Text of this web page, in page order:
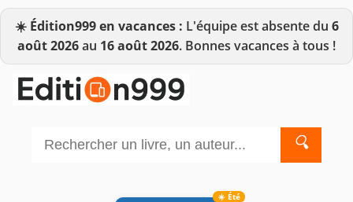
☀️ Édition999 en vacances : L'équipe est absente du 6
août 2026au 16 août 2026. Bonnes vacances à tous !
🔍